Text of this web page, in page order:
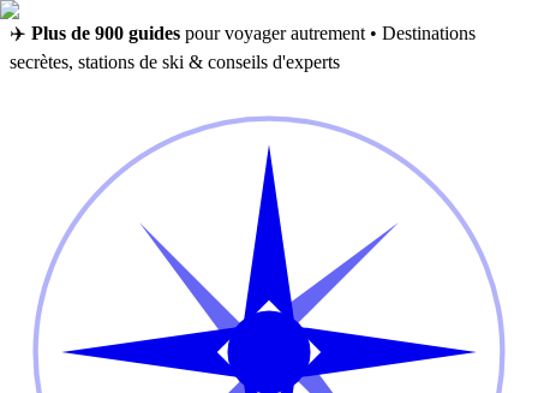
✈️ Plus de 900 guides pour voyager autrement • Destinations
secrètes, stations de ski & conseils d'experts